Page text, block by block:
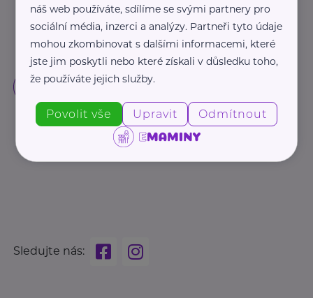
Sledujte nás:
náš web používáte, sdílíme se svými partnery pro
sociální média, inzerci a analýzy. Partneři tyto údaje
mohou zkombinovat s dalšími informacemi, které
jste jim poskytli nebo které získali v důsledku toho,
že používáte jejich služby.
Povolit vše Upravit Odmítnout